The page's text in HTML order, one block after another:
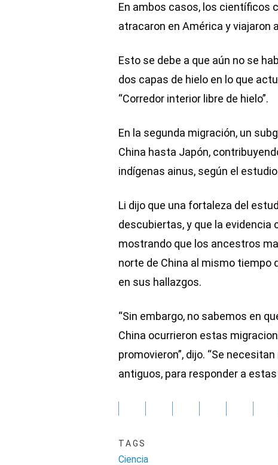
En ambos casos, los científicos
atracaron en América y viajaron
Esto se debe a que aún no se
dos capas de hielo en lo que
“Corredor interior libre de hielo”.
En la segunda migración, un
China hasta Japón,
indígenas ainus, según el
Li dijo que una fortaleza del
descubiertas, y que la evidencia
mostrando que los ancestros
norte de China al mismo tiempo
en sus hallazgos.
“Sin embargo, no sabemos en
China ocurrieron estas
promovieron”, dijo. “Se
antiguos, para responder a
TAGS
Ciencia